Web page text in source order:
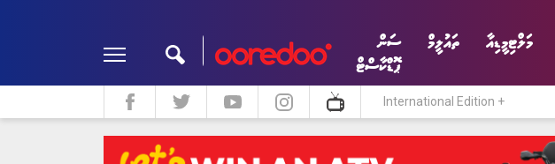
މަލްޓިމީޑިއާ ތައުލީމް
ސަން
ޕޮޑްކާސްޓް
ލައިފްސްޓައިލް ދީން ކޮލަމް މަލްޓިމީޑިއާ
International Edition +